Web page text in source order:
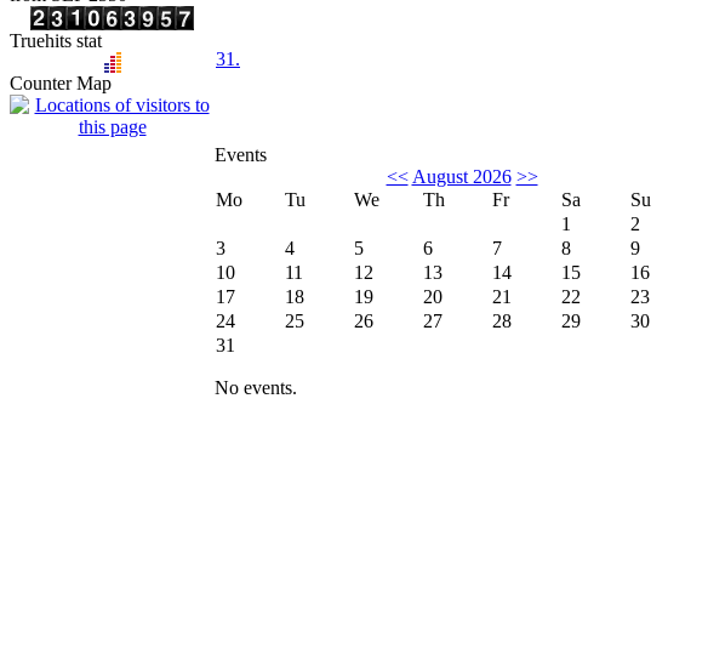
Truehits stat
Counter Map
31.
Events
<< August 2026 >>
Mo
Tu We Th Fr Sa
Su
1
2
3
4 5 6 7 8
9
10
11 12 13 14 15
16
17
18 19 20 21 22
23
24
25 26 27 28 29
30
31
No events.